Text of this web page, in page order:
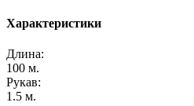
Характеристики
Длина:
100 м.
Рукав:
1.5 м.